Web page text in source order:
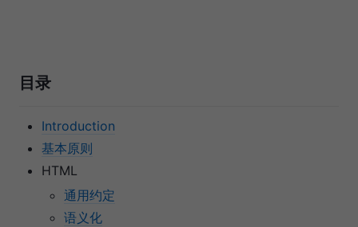
目录
Introduction
基本原则
HTML
通用约定
语义化